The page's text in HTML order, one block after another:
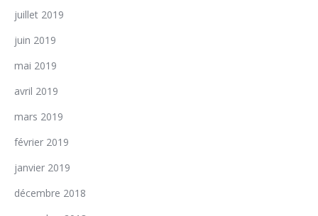
juillet 2019
juin 2019
mai 2019
avril 2019
mars 2019
février 2019
janvier 2019
décembre 2018